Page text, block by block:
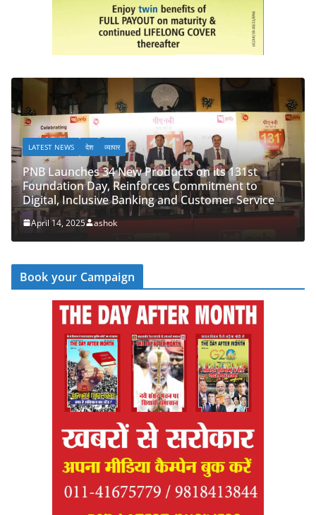
on its 131st
Commitment to
and Customer Service
LATEST NEWS देश व्यापार
PNB Half Marathon 2025
‘Cyber Run’ for a Digitally
Book your Campaign